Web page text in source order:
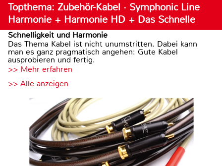
Topthema: Zubehör-Kabel · Symphonic Line
Harmonie + Harmonie HD + Das Schnelle
Schnelligkeit und Harmonie
Das Thema Kabel ist nicht unumstritten. Dabei kann
man es ganz pragmatisch angehen: Gute Kabel
ausprobieren und fertig.
>> Mehr erfahren
>> Alle anzeigen